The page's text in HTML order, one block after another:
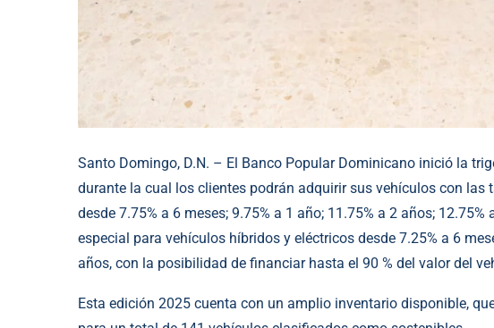
Santo Domingo, D.N. – El Banco Popular Dominicano inició la
durante la cual los clientes podrán adquirir sus vehículos con
desde 7.75% a 6 meses; 9.75% a 1 año; 11.75% a 2 años;
especial para vehículos híbridos y eléctricos desde 7.25% a 6
años, con la posibilidad de financiar hasta el 90 % del valor del
Esta edición 2025 cuenta con un amplio inventario disponible,